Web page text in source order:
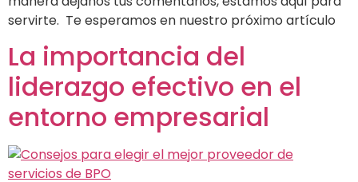
servirte. Te esperamos en nuestro próximo artículo
La importancia del
liderazgo efectivo en el
entorno empresarial